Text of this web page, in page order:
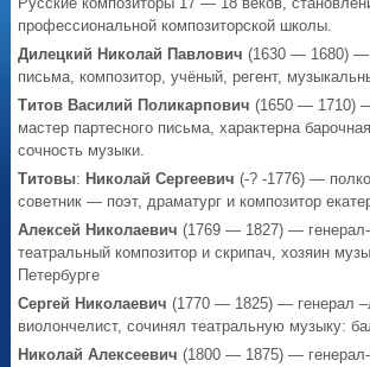
профессиональной композиторской школы.
Дилецкий Николай Павлович (1630 — 1680) —
письма, композитор, учёный, регент,
Титов Василий Поликарпович (1650 — 1710)
мастер партесного письма, характерна
сочность музыки.
Титовы: Николай Сергеевич (-? -1776) —
советник — поэт, драматург и композитор
Алексей Николаевич (1769 — 1827) —
театральный композитор и скрипач, хозяин
Петербурге
Сергей Николаевич (1770 — 1825) — генерал
виолончелист, сочинял театральную музыку:
Николай Алексеевич (1800 — 1875) — генерал-